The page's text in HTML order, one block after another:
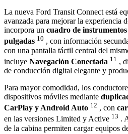
La nueva Ford Transit Connect está
avanzada para mejorar la experiencia
incorpora un cuadro de
pulgadas 10 , con información
con una pantalla táctil central del
incluye Navegación Conectada 11 ,
de conducción digital elegante y
Para mayor comodidad, los
dispositivos móviles mediante
CarPlay y Android Auto 12 , con
en las versiones Limited y Active 13 .
de la cabina permiten cargar equipos